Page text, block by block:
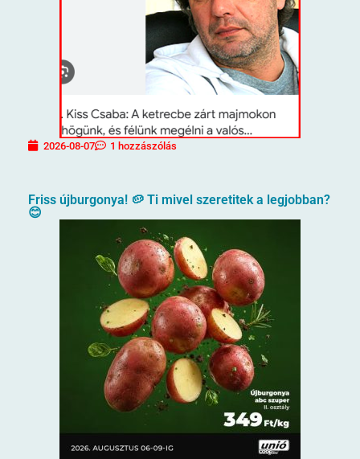
2026-08-07 1 hozzászólás
Friss újburgonya! 🥔 Ti mivel szeretitek a legjobban?
😊